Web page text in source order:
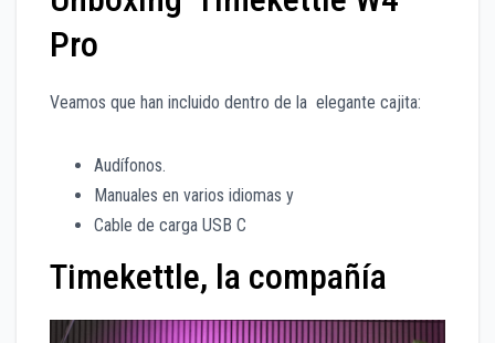
Pro
Veamos que han incluido dentro de la elegante cajita:
Audífonos.
Manuales en varios idiomas y
Cable de carga USB C
Timekettle, la compañía